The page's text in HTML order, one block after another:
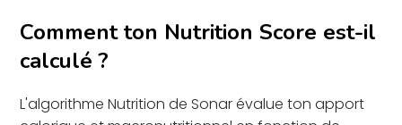
Comment ton Nutrition Score est-il
calculé ?
L'algorithme Nutrition de Sonar évalue ton apport